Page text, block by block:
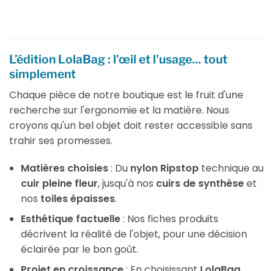
L’édition LolaBag : l'œil et l'usage... tout
simplement
Chaque pièce de notre boutique est le fruit d'une
recherche sur l'ergonomie et la matière. Nous
croyons qu'un bel objet doit rester accessible sans
trahir ses promesses.
Matières choisies: Du nylon Ripstop technique au
cuir pleine fleur, jusqu'à nos cuirs de synthèseet
nos toiles épaisses.
Esthétique factuelle: Nos fiches produits
décrivent la réalité de l'objet, pour une décision
éclairée par le bon goût.